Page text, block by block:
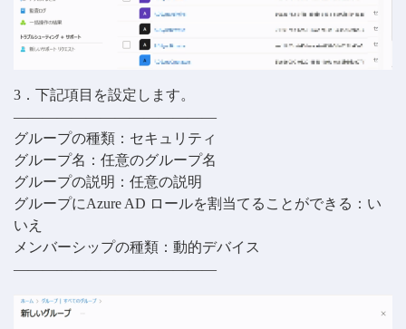
3．下記項目を設定します。
——————————————
グループの種類：セキュリティ
グループ名：任意のグループ名
グループの説明：任意の説明
グループにAzure AD ロールを割当てることができる：い
いえ
メンバーシップの種類：動的デバイス
——————————————